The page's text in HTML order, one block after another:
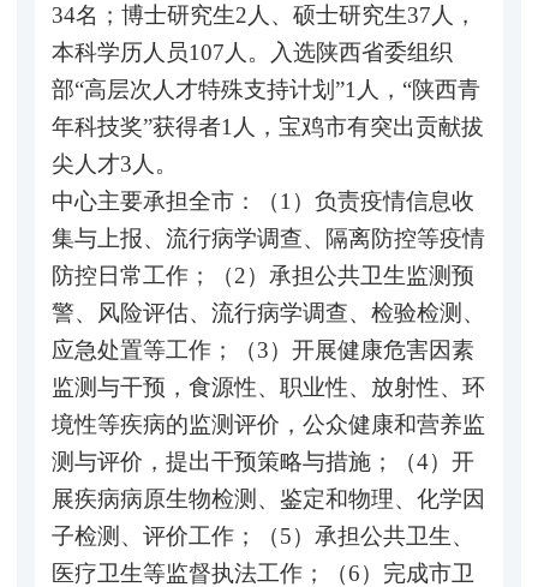
34名；博士研究生2人、硕士研究生37人，
本科学历人员107人。入选陕西省委组织
部“高层次人才特殊支持计划”1人，“陕西青
年科技奖”获得者1人，宝鸡市有突出贡献拔
尖人才3人。
中心主要承担全市：（1）负责疫情信息收
集与上报、流行病学调查、隔离防控等疫情
防控日常工作；（2）承担公共卫生监测预
警、风险评估、流行病学调查、检验检测、
应急处置等工作；（3）开展健康危害因素
监测与干预，食源性、职业性、放射性、环
境性等疾病的监测评价，公众健康和营养监
测与评价，提出干预策略与措施；（4）开
展疾病病原生物检测、鉴定和物理、化学因
子检测、评价工作；（5）承担公共卫生、
医疗卫生等监督执法工作；（6）完成市卫